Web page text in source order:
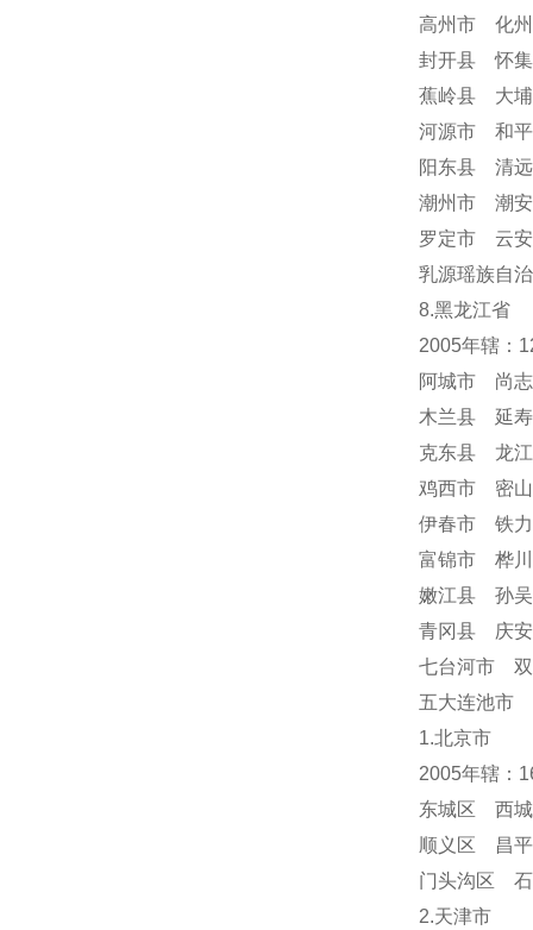
高州市 化
封开县 怀
蕉岭县 大
河源市 和
阳东县 清
潮州市 潮
罗定市 云
乳源瑶族自
8.黑龙江省
2005年辖：
阿城市 尚
木兰县 延
克东县 龙
鸡西市 密
伊春市 铁
富锦市 桦
嫩江县 孙
青冈县 庆
七台河市
五大连池市
1.北京市
2005年辖：
东城区 西
顺义区 昌
门头沟区
2.天津市